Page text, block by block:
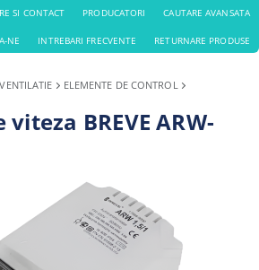
SI CONTACT PRODUCATORI CAUTARE AVANSATA
NE INTREBARI FRECVENTE RETURNARE PRODUSE
ELEMENTE DE CONTROL
BREVE ARW-